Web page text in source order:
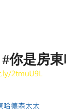
你是房
2tmuU9L
哈德森太太